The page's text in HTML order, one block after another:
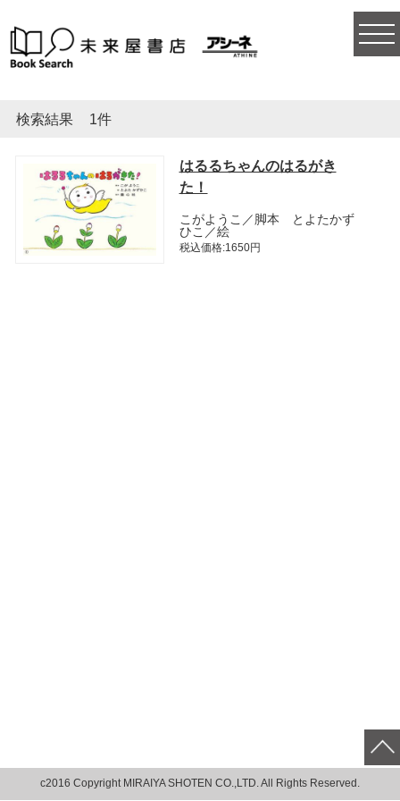
検索結果 1件
はるるちゃんのはるがき
た！
こがようこ／脚本 とよたかず
ひこ／絵
税込価格:1650円
c2016 Copyright MIRAIYA SHOTEN CO.,LTD. All Rights Reserved.